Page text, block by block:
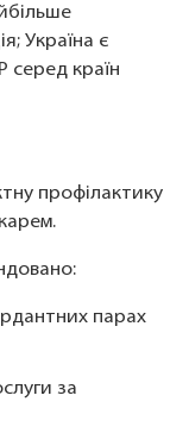
Україна є
серед країн
профілактику
парах
за